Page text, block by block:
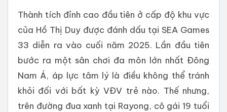
Thành tích đỉnh cao đầu tiên ở cấp độ khu vực
của Hồ Thị Duy được đánh dấu tại SEA Games
33 diễn ra vào cuối năm 2025. Lần đầu tiên
bước ra một sân chơi đa môn lớn nhất Đông
Nam Á, áp lực tâm lý là điều không thể tránh
khỏi đối với bất kỳ VĐV trẻ nào. Thế nhưng,
trên đường đua xanh tại Rayong, cô gái 19 tuổi